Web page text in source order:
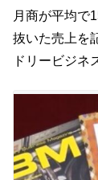
月商が平均で
抜いた売上を
ドリービジネ